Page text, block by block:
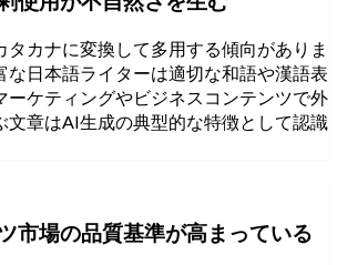
カナに変換して多用する傾向がありま
な日本語ライターは適切な和語や漢語表
ーケティングやビジネスコンテンツで外
文章はAI生成の典型的な特徴として認識
市場の品質基準が高まっている